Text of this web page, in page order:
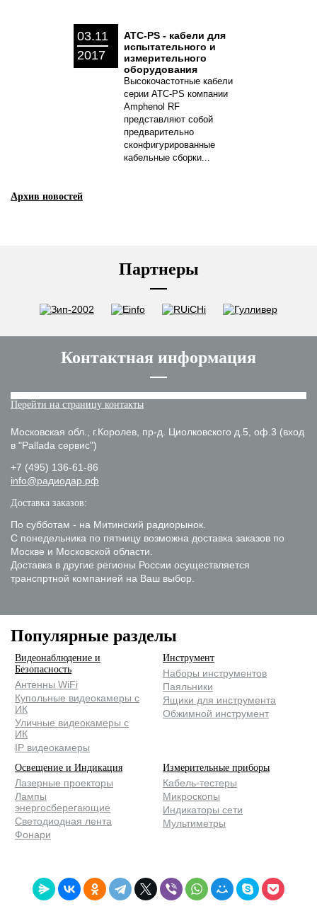
03.11
2017
ATC-PS - кабели для
испытательного и
измерительного
оборудования
Высокочастотные кабели
серии ATC-PS компании
Amphenol RF
представляют собой
предварительно
сконфигурированные
кабельные сборки...
Архив новостей
Партнеры
Контактная информация
Перейти на страницу контакты
Московская обл., г.Королев, пр-д. Циолковского д.5, оф.3 (вход
в "Pallada сервис")
+7 (495) 136-61-86
info@радиодар.рф
Доставка заказов:
По субботам - на Митинский радиорынок.
С понедельника по пятницу возможна доставка заказов по
Москве и Московской области.
Доставка в другие регионы России осуществляется
транспртной компанией на Ваш выбор.
Популярные разделы
Видеонаблюдение и
Безопасность
Антенны WiFi
Купольные видеокамеры с
ИК
Уличные видеокамеры с
ИК
IP видеокамеры
Инструмент
Наборы инструментов
Паяльники
Ящики для инструмента
Обжимной инструмент
Освещение и Индикация
Лазерные проекторы
Лампы
энергосберегающие
Светодиодная лента
Фонари
Измерительные приборы
Кабель-тестеры
Микроскопы
Индикаторы сети
Мультиметры